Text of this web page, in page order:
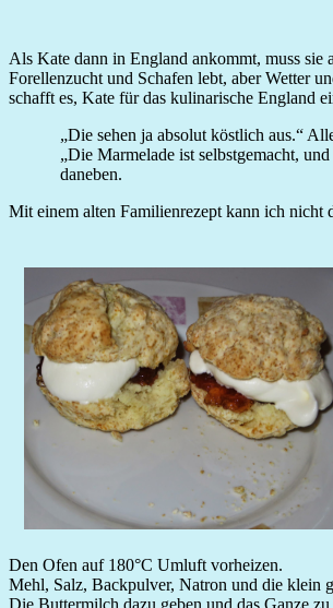
Als Kate dann in England ankommt, muss
Forellenzucht und Schafen lebt, aber Wetter
schafft es, Kate für das kulinarische England
„Die sehen ja absolut köstlich aus.“
„Die Marmelade ist selbstgemacht,
daneben.
Mit einem alten Familienrezept kann ich nicht
Den Ofen auf 180°C Umluft vorheizen.
Mehl, Salz, Backpulver, Natron und die klein